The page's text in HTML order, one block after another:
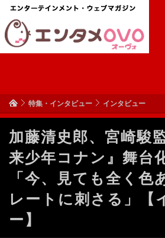
特集・インタビュー インタビュー
加藤清史郎、宮崎駿
来少年コナン』舞台
「今、見ても全く色
レートに刺さる」【
ー】